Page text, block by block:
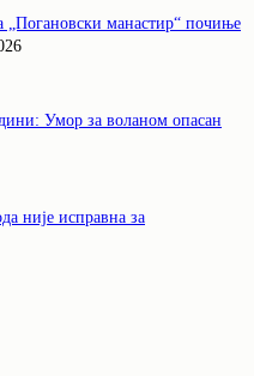
„Погановски манастир“ почиње
Умор за воланом опасан
није исправна за